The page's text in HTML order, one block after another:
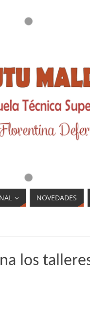
NOVEDADES
los